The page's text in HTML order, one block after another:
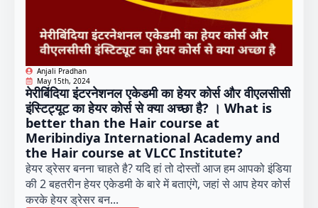
Anjali Pradhan
May 15th, 2024
मेरीबिंदिया इंटरनेशनल एकेडमी का हेयर कोर्स और वीएलसीसी
इंस्टिट्यूट का हेयर कोर्स से क्या अच्छा है? । What is
better than the Hair course at
Meribindiya International Academy and
the Hair course at VLCC Institute?
हेयर ड्रेसर बनना चाहते है? यदि हां तो दोस्तों आज हम आपको इंडिया
की 2 बहतरीन हेयर एकेडमी के बारे में बताएंगे, जहां से आप हेयर कोर्स
करके हेयर ड्रेसर बन...